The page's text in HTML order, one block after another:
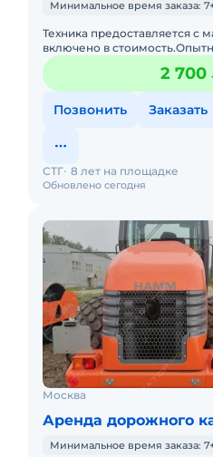
Минимальное время заказа:
Техника предоставляется с
включено в
экипаж.Своевременное
закрывающих документов и
2 700
Позвонить Заказать
Обновлено сегодня
СТГ 8 лет на площадке
Москва
Аренда дорожного
Минимальное время заказа: